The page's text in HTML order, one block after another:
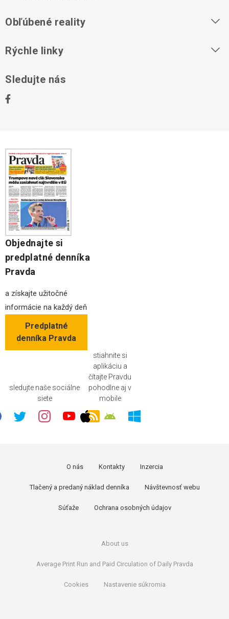
Obľúbené reality
Domy na predaj
Stavebné pozemky
Rýchle linky
Sledujte nás
Objednajte si
predplatné denníka
Pravda
a získajte užitočné
informácie na každý deň
Predplatné
denníka Pravda
sledujte naše sociálne
siete
stiahnite si
aplikáciu a
čítajte Pravdu
pohodlne aj v
mobile
O nás Kontakty Inzercia
Tlačený a predaný náklad denníka Návštevnosť webu
Súťaže Ochrana osobných údajov
About us
Average Print Run and Paid Circulation of Daily Pravda
Cookies Nastavenie súkromia